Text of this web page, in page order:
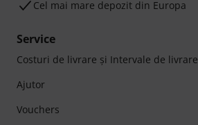
Cel mai mare depozit din Europa
Service
Costuri de livrare şi Intervale de livrare
Ajutor
Vouchers